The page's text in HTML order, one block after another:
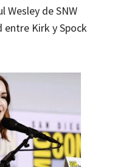
Wesley de SNW
Kirk y Spock